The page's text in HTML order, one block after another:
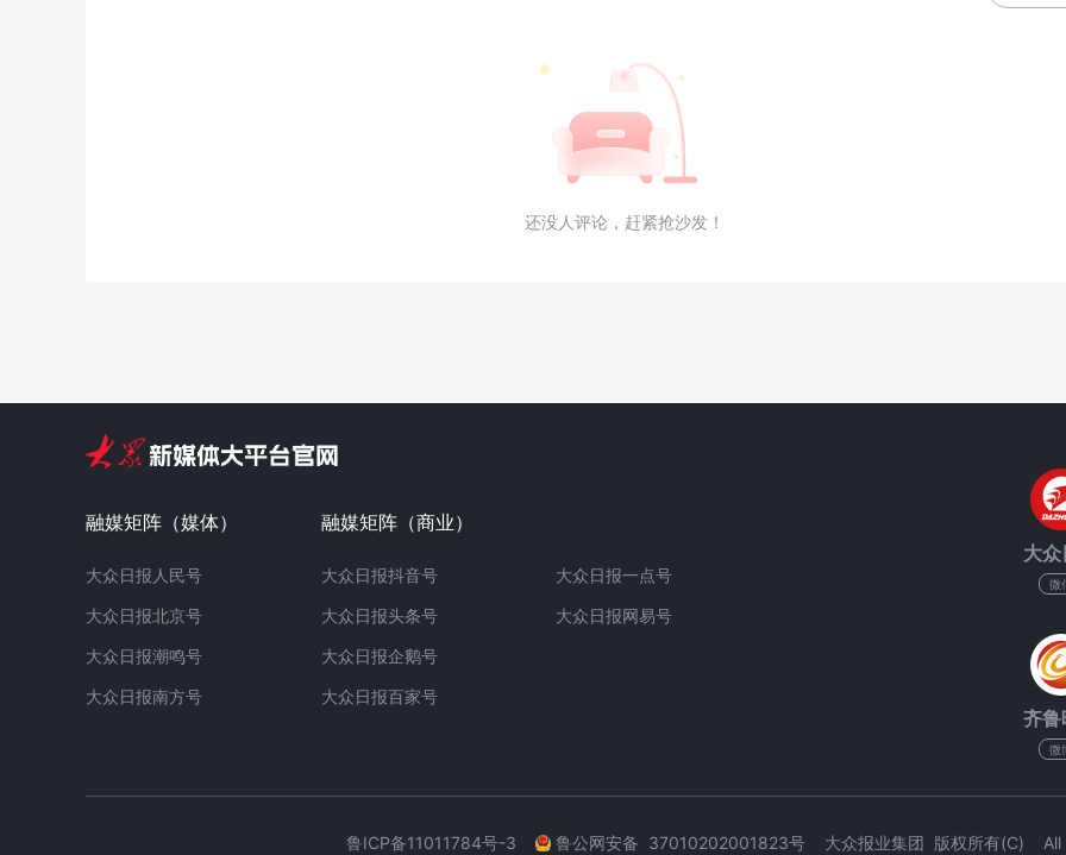
还没人评论，赶紧抢沙发！
融媒矩阵（媒体）
大众日报人民号
大众日报北京号
大众日报潮鸣号
大众日报南方号
融媒矩阵（商业）
大众日报抖音号
大众日报头条号
大众日报企鹅号
大众日报百家号
大众日报一点号
大众日报网易号
大
微
齐鲁
微
鲁ICP备11011784号-3 鲁公网安备 37010202001823号 大众报业集团 版权所有(C)